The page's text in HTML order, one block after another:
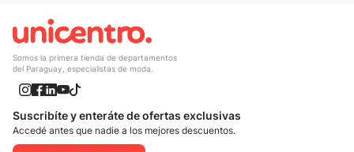
Somos la primera tienda de departamentos
del Paraguay, especialistas de moda.
Suscribíte y enteráte de ofertas exclusivas
Accedé antes que nadie a los mejores descuentos.